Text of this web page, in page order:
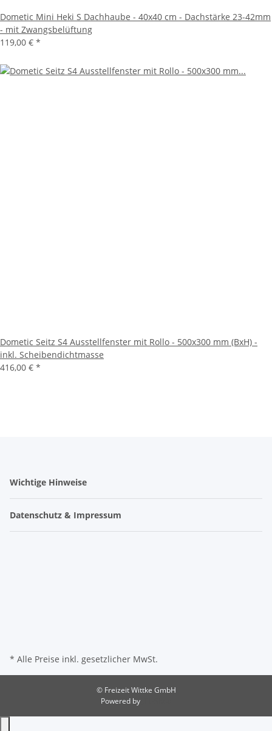
Dometic Mini Heki S Dachhaube - 40x40 cm - Dachstärke 23-42mm
- mit Zwangsbelüftung
119,00 € *
Dometic Seitz S4 Ausstellfenster mit Rollo - 500x300 mm (BxH) -
inkl. Scheibendichtmasse
416,00 € *
Wichtige Hinweise
Datenschutz & Impressum
* Alle Preise inkl. gesetzlicher MwSt.
© Freizeit Wittke GmbH
Powered by